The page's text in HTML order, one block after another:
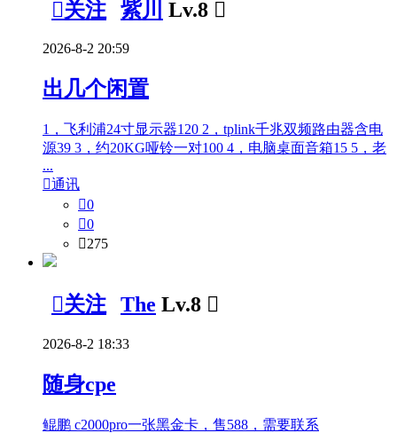
关注 紫川 Lv.8 
2026-8-2 20:59
出几个闲置
1，飞利浦24寸显示器120 2，tplink千兆双频路由器含电
源39 3，约20KG哑铃一对100 4，电脑桌面音箱15 5，老
...
通讯
0
0
275
关注 The Lv.8 
2026-8-2 18:33
随身cpe
鲲鹏 c2000pro一张黑金卡，售588，需要联系